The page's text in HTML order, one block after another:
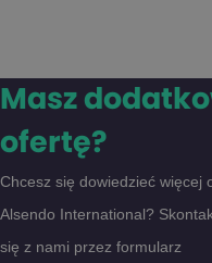
Masz
ofertę?
Chcesz się dowiedzieć więcej
Alsendo International?
się z nami przez formularz